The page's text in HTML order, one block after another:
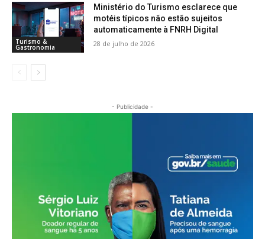
Turismo &
Gastronomia
Ministério do Turismo esclarece que
motéis típicos não estão sujeitos
automaticamente à FNRH Digital
28 de julho de 2026
- Publicidade -